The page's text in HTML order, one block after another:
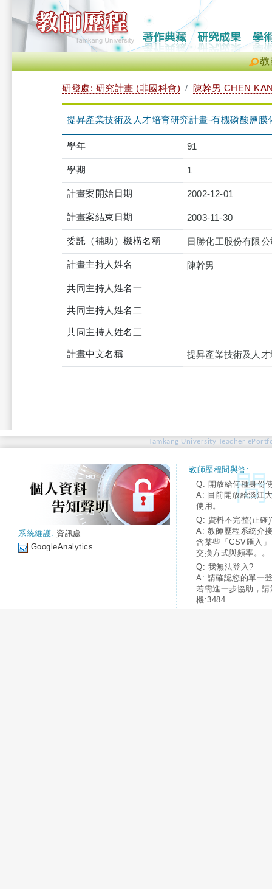
教
研發處: 研究計畫 (非國科會) 陳幹男 CHEN
提昇產業技術及人才培育研究計畫-有機磷酸鹽膜
學年 91
學期 1
計畫案開始日期 2002-12-01
計畫案結束日期 2003-11-30
委託（補助）機構名稱 日勝化工股份有限公
計畫主持人姓名 陳幹男
共同主持人姓名一
共同主持人姓名二
共同主持人姓名三
計畫中文名稱 提昇產業技術及人
Tamkang University Teacher
系統維護: 資訊處
GoogleAnalytics
教師歷程問與答:
Q: 開放給何種身份
A: 目前開放給淡江
使用。
Q: 資料不完整(正確
A: 教師歷程系統介
含某些「CSV匯入
交換方式與頻率。。
Q: 我無法登入?
A: 請確認您的單一
若需進一步協助，
機:3484